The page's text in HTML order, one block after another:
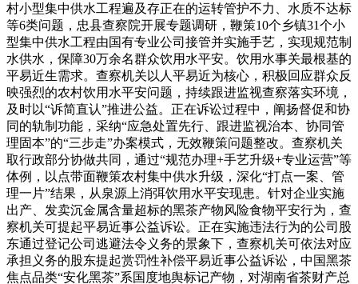
村小型集中供水工程遍及存正在的运转管护不力、水质不达标
等6类问题，忠县查察院开展专题调研，鞭策10个乡镇31个小
型集中供水工程由国有专业公司接管并实施手艺，实现规范制
水供水，保障30万余名群众饮用水平安。饮用水事关最根基的
平易近生需求。查察机关以人平易近为核心，积极回应群众反
映强烈的农村饮用水平安问题，持续跟进监视查察落实环境，
及时以“诉简直认”推进公益。正在诉讼过程中，阐扬督促和协
同的轨制功能，采纳“应急处置先行、跟进监视治本、协同管
理固本”的“三步走”办案模式，无效鞭策问题整改。查察机关
取行政部分协做共同，通过“规范办理+手艺升级+专业运营”等
体例，以点带面鞭策农村集中供水升级，深化“打点一案、管
理一片”结果，从泉源上消弭饮用水平安现患。针对企业实施
出产、发卖沉金属含量超标的黑茶产物风险食物平安行为，查
察机关可提起平易近事公益诉讼。正在实施违法行为的公司股
东通过登记公司逃避法令义务的景象下，查察机关可依法对应
承担义务的股东提起赏罚性补偿平易近事公益诉讼，中国黑茶
焦点品类“安化黑茶”系国度地舆标记产物，对湖南省茶财产总